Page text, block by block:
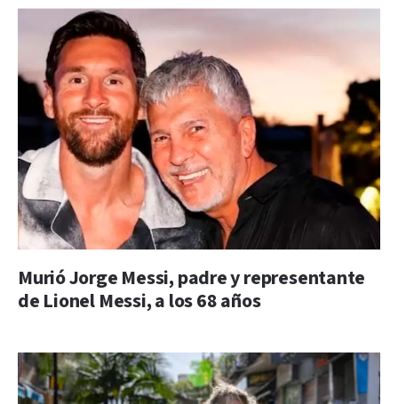
Murió Jorge Messi, padre y representante
de Lionel Messi, a los 68 años